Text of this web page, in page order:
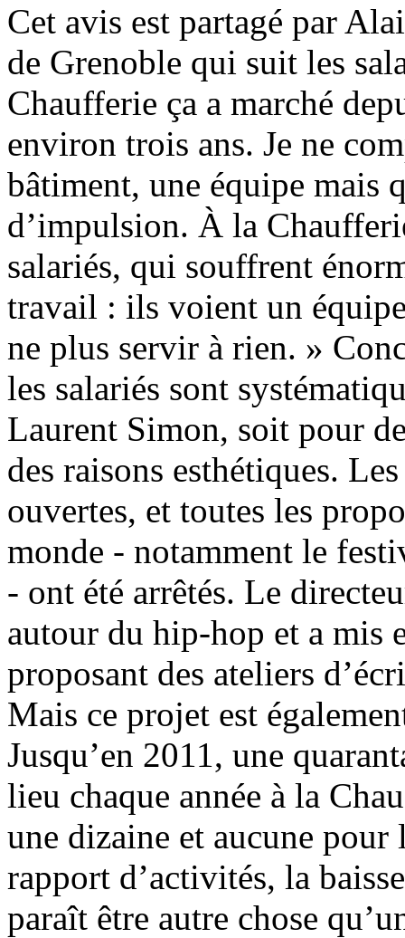
Cet avis est partagé par
de Grenoble qui suit les
Chaufferie ça a marché
environ trois ans. Je ne
bâtiment, une équipe mais
d’impulsion. À la
salariés, qui souffrent
travail : ils voient un
ne plus servir à rien. »
les salariés sont
Laurent Simon, soit pour
des raisons esthétiques.
ouvertes, et toutes les
monde - notamment le
- ont été arrêtés. Le
autour du hip-hop et a mis
proposant des ateliers
Mais ce projet est
Jusqu’en 2011, une
lieu chaque année à la
une dizaine et aucune
rapport d’activités, la
paraît être autre chose